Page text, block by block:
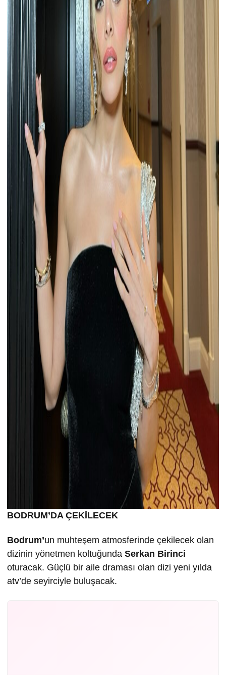
BODRUM’DA ÇEKİLECEK
Bodrum’un muhteşem atmosferinde çekilecek olan
dizinin yönetmen koltuğunda Serkan Birinci
oturacak. Güçlü bir aile draması olan dizi yeni yılda
atv’de seyirciyle buluşacak.